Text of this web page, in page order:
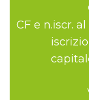
CF e n.iscr.